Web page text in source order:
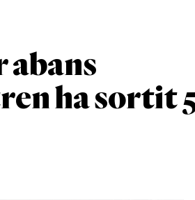
abans
ha sortit